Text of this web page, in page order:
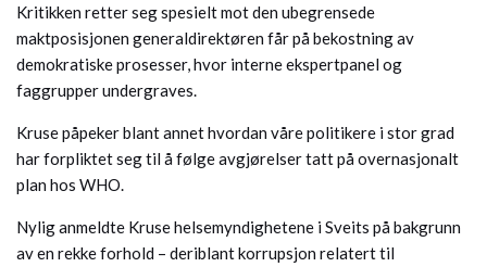
Kritikken retter seg spesielt mot den ubegrensede
maktposisjonen generaldirektøren får på bekostning av
demokratiske prosesser, hvor interne ekspertpanel og
faggrupper undergraves.
Kruse påpeker blant annet hvordan våre politikere i stor grad
har forpliktet seg til å følge avgjørelser tatt på overnasjonalt
plan hos WHO.
Nylig anmeldte Kruse helsemyndighetene i Sveits på bakgrunn
av en rekke forhold – deriblant korrupsjon relatert til